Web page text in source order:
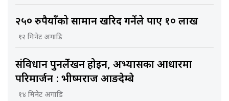
२५० रुपैयाँको सामान खरिद गर्नेले पाए १० लाख
१२ मिनेट अगाडि
संविधान पुनर्लेखन होइन, अभ्यासका आधारमा
परिमार्जन : भीष्मराज आङदेम्बे
१४ मिनेट अगाडि